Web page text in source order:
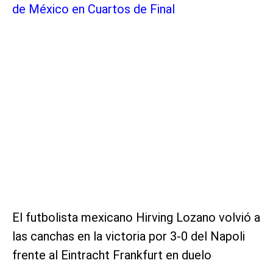
de México en Cuartos de Final
El futbolista mexicano Hirving Lozano volvió a
las canchas en la victoria por 3-0 del Napoli
frente al Eintracht Frankfurt en duelo